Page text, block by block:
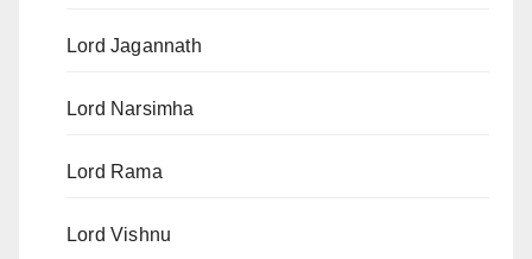
Lord Jagannath
Lord Narsimha
Lord Rama
Lord Vishnu